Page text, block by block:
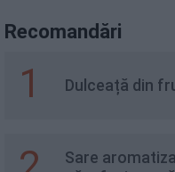
Recomandări
1 Dulceață din
Sare